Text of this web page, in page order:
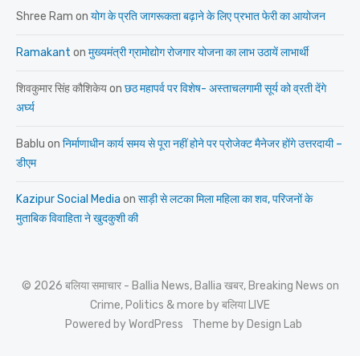
Shree Ram on योग के प्रति जागरूकता बढ़ाने के लिए प्रभात फेरी का आयोजन
Ramakant on मुख्यमंत्री ग्रामोद्योग रोजगार योजना का लाभ उठायें लाभार्थी
शिवकुमार सिंह कौशिकेयon छठ महापर्व पर विशेष- अस्ताचलगामी सूर्य को व्रती देंगे
अर्घ्य
Bablu on निर्माणाधीन कार्य समय से पूरा नहीं होने पर प्रोजेक्ट मैनेजर होंगे उत्तरदायी –
डीएम
Kazipur Social Media on साड़ी से लटका मिला महिला का शव, परिजनों के
मुताबिक विवाहिता ने खुदकुशी की
© 2026 बलिया समाचार - Ballia News, Ballia खबर, Breaking News on
Crime, Politics & more by बलिया LIVE
Powered by WordPress
Theme by Design Lab